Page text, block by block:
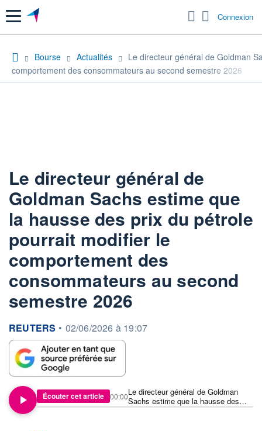
Menu Connexion
Bourse Actualités
Le directeur général de Goldman
comportement des consommateurs au second semestre 2026
Le directeur général de
Goldman Sachs estime que
la hausse des prix du pétrole
pourrait modifier le
comportement des
consommateurs au second
semestre 2026
information fournie par
REUTERS • 02/06/2026 à 19:07
Écouter cet article
Le directeur général de Goldman
Sachs estime que la hausse des
prix du pétrole pourrait modifier le
00:00